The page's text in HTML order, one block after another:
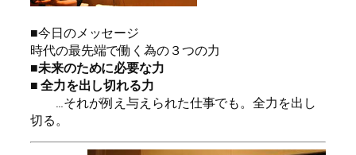
■今日のメッセージ
時代の最先端で働く為の３つの力
■未来のために必要な力
■ 全力を出し切れる力
…それが例え与えられた仕事でも。全力を出し
切る。